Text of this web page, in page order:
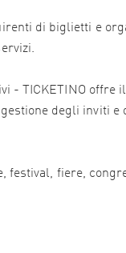
di biglietti e
- TICKETINO
degli inviti
fiere,